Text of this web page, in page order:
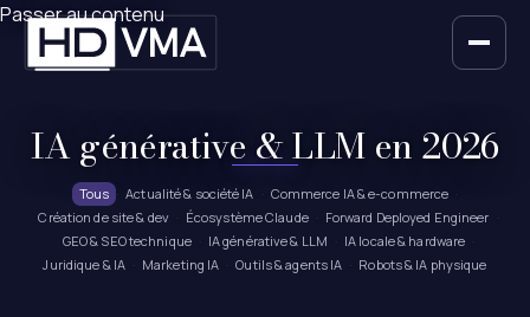
Passer au contenu
IA générative & LLM en 2026
Tous Actualité & société IA Commerce IA & e-commerce
Création de site & dev Écosystème Claude Forward Deployed Engineer
GEO & SEO technique IA générative & LLM IA locale & hardware
Juridique & IA Marketing IA Outils & agents IA Robots & IA physique